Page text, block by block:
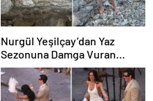
Nurgül Yeşilçay’dan Yaz
Sezonuna Damga Vuran
Paylaşım